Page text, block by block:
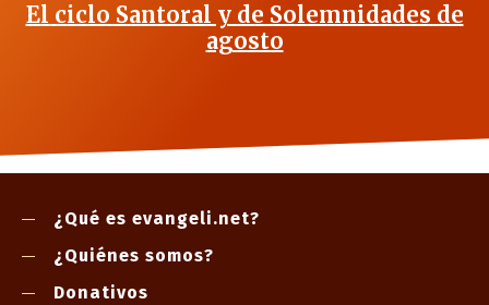
El ciclo Santoral y de Solemnidades de
agosto
¿Qué es evangeli.net?
¿Quiénes somos?
Donativos